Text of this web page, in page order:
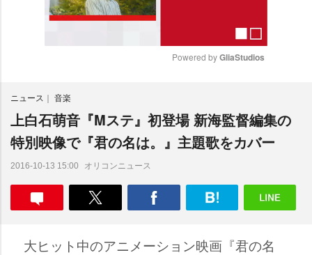
e
Powered by GliaStudios
ニュース 音楽
上白石萌音『Mステ』初登場 新海監督編集の
特別映像で『君の名は。』主題歌をカバー
2016-10-13 15:00 オリコンニュース
大ヒット中のアニメーション映画『君の名